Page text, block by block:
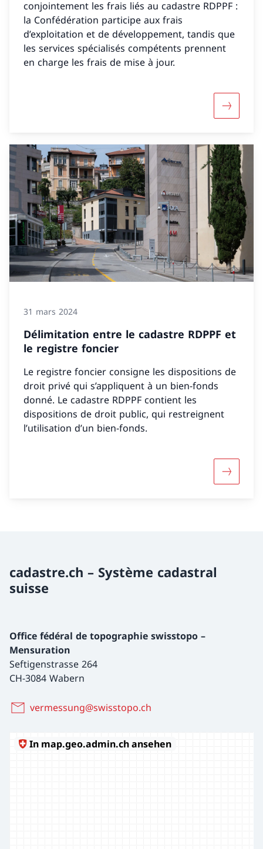
conjointement les frais liés au cadastre RDPPF :
la Confédération participe aux frais
d’exploitation et de développement, tandis que
les services spécialisés compétents prennent
en charge les frais de mise à jour.
31 mars 2024
Délimitation entre le cadastre RDPPF et
le registre foncier
Le registre foncier consigne les dispositions de
droit privé qui s’appliquent à un bien-fonds
donné. Le cadastre RDPPF contient les
dispositions de droit public, qui restreignent
l’utilisation d’un bien-fonds.
cadastre.ch – Système cadastral
suisse
Office fédéral de topographie swisstopo –
Mensuration
Seftigenstrasse 264
CH-3084 Wabern
vermessung@swisstopo.ch